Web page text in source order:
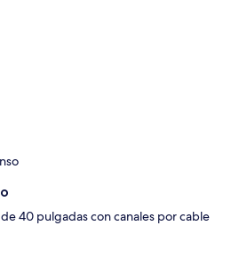
de 40 pulgadas con canales por cable